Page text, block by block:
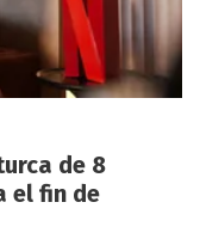
de 8
el fin de